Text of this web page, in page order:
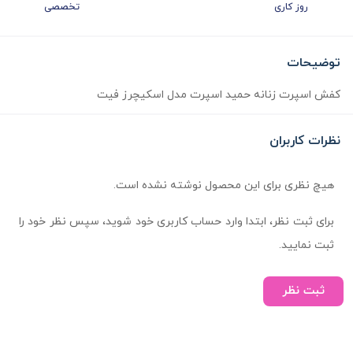
روز کاری
تخصصی
توضیحات
کفش اسپرت زنانه حمید اسپرت مدل اسکیچرز فیت
نظرات کاربران
هیچ نظری برای این محصول نوشته نشده است.
برای ثبت نظر، ابتدا وارد حساب کاربری خود شوید، سپس نظر خود را
ثبت نمایید.
ثبت نظر